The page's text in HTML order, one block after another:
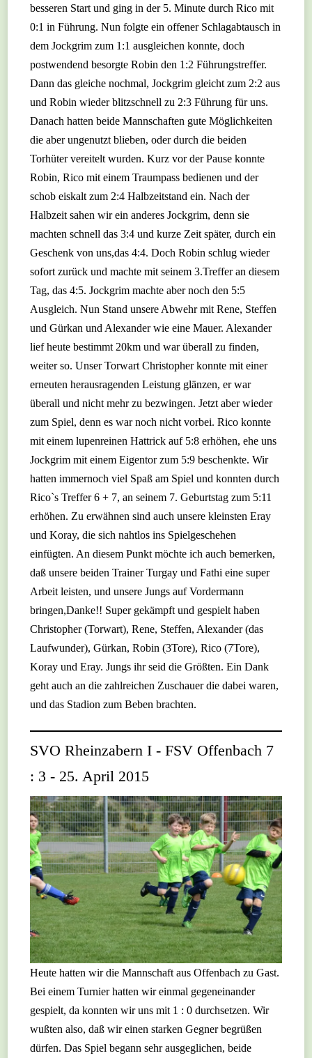
besseren Start und ging in der 5. Minute durch Rico mit
0:1 in Führung. Nun folgte ein offener Schlagabtausch in
dem Jockgrim zum 1:1 ausgleichen konnte, doch
postwendend besorgte Robin den 1:2 Führungstreffer.
Dann das gleiche nochmal, Jockgrim gleicht zum 2:2 aus
und Robin wieder blitzschnell zu 2:3 Führung für uns.
Danach hatten beide Mannschaften gute Möglichkeiten
die aber ungenutzt blieben, oder durch die beiden
Torhüter vereitelt wurden. Kurz vor der Pause konnte
Robin, Rico mit einem Traumpass bedienen und der
schob eiskalt zum 2:4 Halbzeitstand ein. Nach der
Halbzeit sahen wir ein anderes Jockgrim, denn sie
machten schnell das 3:4 und kurze Zeit später, durch ein
Geschenk von uns,das 4:4. Doch Robin schlug wieder
sofort zurück und machte mit seinem 3.Treffer an diesem
Tag, das 4:5. Jockgrim machte aber noch den 5:5
Ausgleich. Nun Stand unsere Abwehr mit Rene, Steffen
und Gürkan und Alexander wie eine Mauer. Alexander
lief heute bestimmt 20km und war überall zu finden,
weiter so. Unser Torwart Christopher konnte mit einer
erneuten herausragenden Leistung glänzen, er war
überall und nicht mehr zu bezwingen. Jetzt aber wieder
zum Spiel, denn es war noch nicht vorbei. Rico konnte
mit einem lupenreinen Hattrick auf 5:8 erhöhen, ehe uns
Jockgrim mit einem Eigentor zum 5:9 beschenkte. Wir
hatten immernoch viel Spaß am Spiel und konnten durch
Rico`s Treffer 6 + 7, an seinem 7. Geburtstag zum 5:11
erhöhen. Zu erwähnen sind auch unsere kleinsten Eray
und Koray, die sich nahtlos ins Spielgeschehen
einfügten. An diesem Punkt möchte ich auch bemerken,
daß unsere beiden Trainer Turgay und Fathi eine super
Arbeit leisten, und unsere Jungs auf Vordermann
bringen,Danke!! Super gekämpft und gespielt haben
Christopher (Torwart), Rene, Steffen, Alexander (das
Laufwunder), Gürkan, Robin (3Tore), Rico (7Tore),
Koray und Eray. Jungs ihr seid die Größten. Ein Dank
geht auch an die zahlreichen Zuschauer die dabei waren,
und das Stadion zum Beben brachten.
SVO Rheinzabern I - FSV Offenbach 7
: 3 - 25. April 2015
Heute hatten wir die Mannschaft aus Offenbach zu Gast.
Bei einem Turnier hatten wir einmal gegeneinander
gespielt, da konnten wir uns mit 1 : 0 durchsetzen. Wir
wußten also, daß wir einen starken Gegner begrüßen
dürfen. Das Spiel begann sehr ausgeglichen, beide